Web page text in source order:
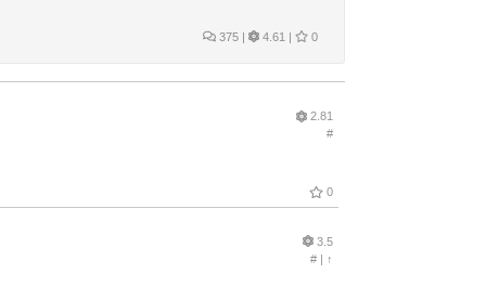
375 | 4.61 | 0
2.81
#
0
3.5
#| ↑